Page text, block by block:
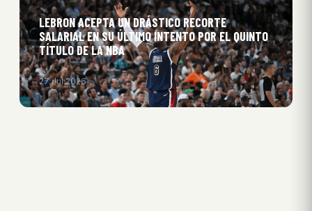
LEBRON ACEPTA UN DRÁSTICO RECORTE
SALARIAL EN SU ÚLTIMO INTENTO POR EL QUINTO
TÍTULO DE LA NBA
27 Jul 2026